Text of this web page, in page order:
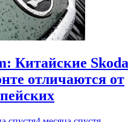
Китайские
отличаются от